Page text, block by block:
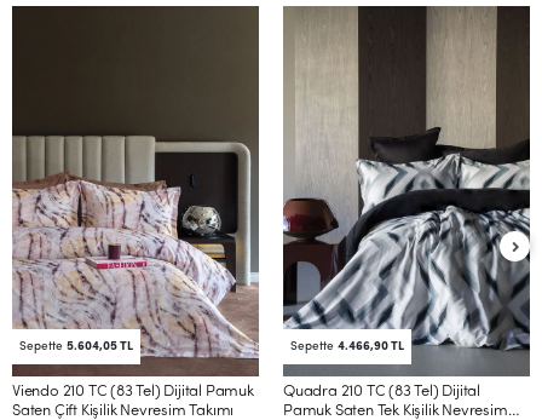
Sepette 5.604,05 TL
Viendo 210 TC (83 Tel) Dijital Pamuk
Saten Çift Kişilik Nevresim Takımı
Sepette 4.466,90 TL
Quadra 210 TC (83 Tel) Dijital
Pamuk Saten Tek Kişilik Nevresim